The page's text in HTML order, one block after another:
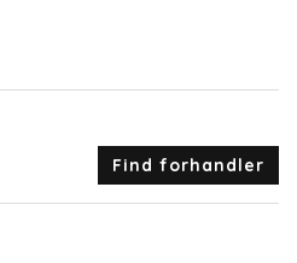
Find forhandler